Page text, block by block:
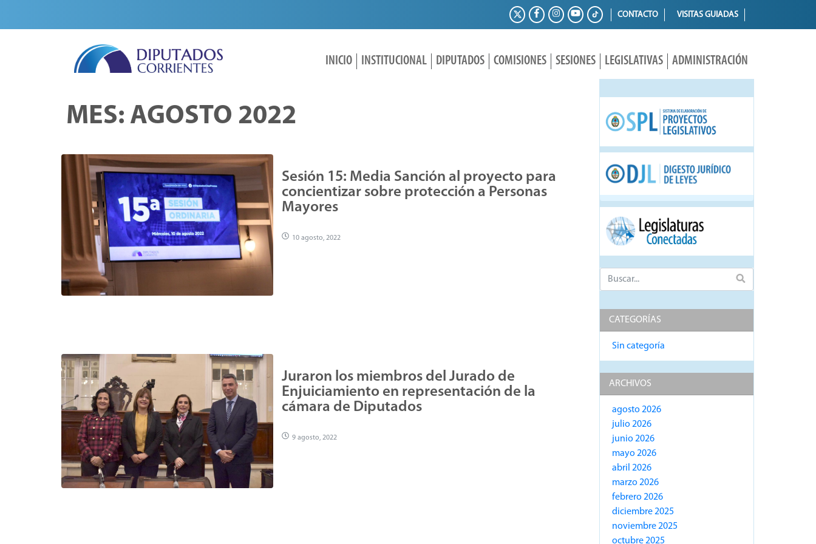
CONTACTO VISITAS GUIADAS
INICIO INSTITUCIONAL DIPUTADOS COMISIONES SESIONES LEGISLATIVAS ADMINISTRACIÓN
MES: AGOSTO 2022
Sesión 15: Media Sanción al proyecto para
concientizar sobre protección a Personas
Mayores
10 agosto, 2022
Juraron los miembros del Jurado de
Enjuiciamiento en representación de la
cámara de Diputados
9 agosto, 2022
CATEGORÍAS
Sin categoría
ARCHIVOS
agosto 2026
julio 2026
junio 2026
mayo 2026
abril 2026
marzo 2026
febrero 2026
diciembre 2025
noviembre 2025
octubre 2025